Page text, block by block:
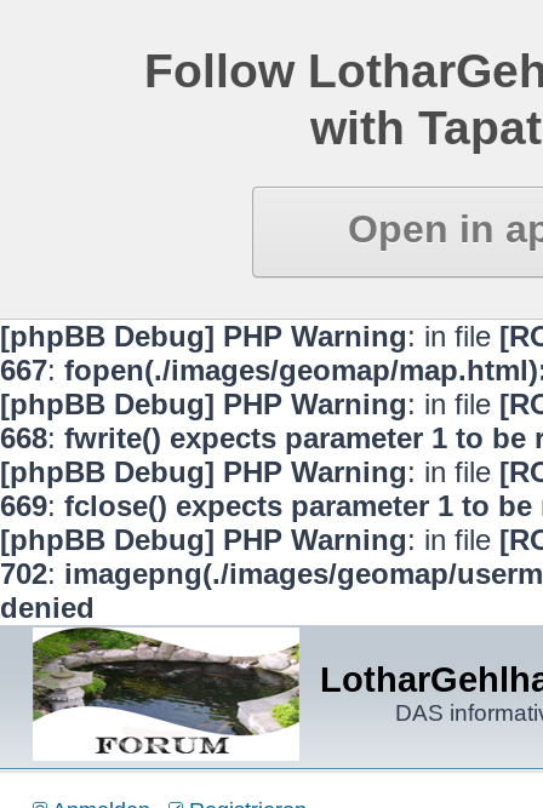
Follow
with
Open in
[phpBB Debug] PHP Warning: in file
667: fopen(./images/geomap/
[phpBB Debug] PHP Warning: in file
668: fwrite() expects parameter 1 to
[phpBB Debug] PHP Warning: in file
669: fclose() expects parameter 1 to
[phpBB Debug] PHP Warning: in file
702: imagepng(./images/geomap/
denied
DAS